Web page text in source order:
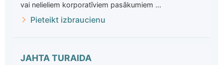
vai nelieliem korporatīviem pasākumiem ...
Pieteikt izbraucienu
JAHTA TURAIDA